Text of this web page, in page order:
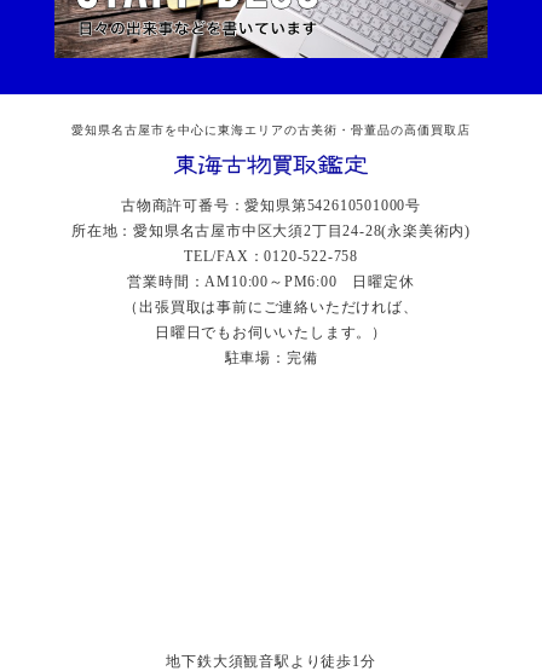
愛知県名古屋市を中心に東海エリアの古美術・骨董品の高価買取店
古物商許可番号：愛知県第542610501000号
所在地：愛知県名古屋市中区大須2丁目24-28(永楽美術内)
TEL/FAX：0120-522-758
営業時間：AM10:00～PM6:00 日曜定休
（出張買取は事前にご連絡いただければ、
日曜日でもお伺いいたします。）
駐車場：完備
地下鉄大須観音駅より徒歩1分